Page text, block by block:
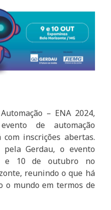
– ENA 2024,
de automação
inscrições abertas.
pela Gerdau, o evento
e 10 de outubro no
reunindo o que há
o mundo em termos de